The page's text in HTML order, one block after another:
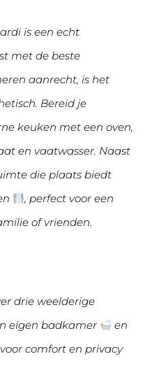
is een echt
met de beste
aanrecht, is het
Bereid je
keuken met een oven,
en vaatwasser. Naast
die plaats biedt
, perfect voor een
of vrienden.
drie weelderige
eigen badkamer
en
comfort en privacy